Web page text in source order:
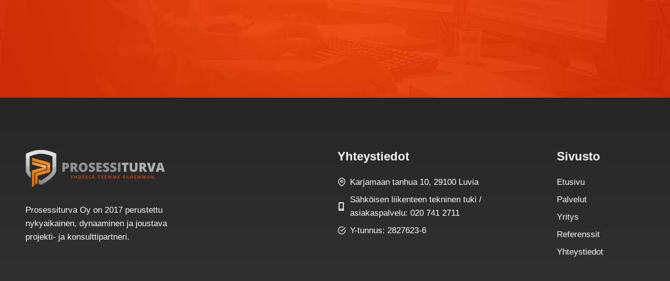
Prosessiturva Oy on 2017 perustettu
nykyaikainen, dynaaminen ja joustava
projekti- ja konsulttipartneri.
Yhteystiedot
Karjamaan tanhua 10, 29100 Luvia
Sähköisen liikenteen tekninen tuki /
asiakaspalvelu: 020 741 2711
Y-tunnus: 2827623-6
Sivusto
Etusivu
Palvelut
Yritys
Referenssit
Yhteystiedot